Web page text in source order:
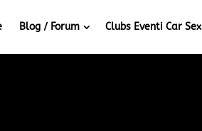
Blog / Forum Clubs Eventi Car Sex